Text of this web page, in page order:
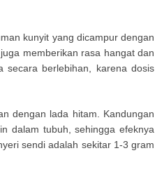
kunyit yang dicampur dengan
memberikan rasa hangat dan
secara berlebihan, karena dosis
dengan lada hitam. Kandungan
dalam tubuh, sehingga efeknya
sendi adalah sekitar 1-3 gram